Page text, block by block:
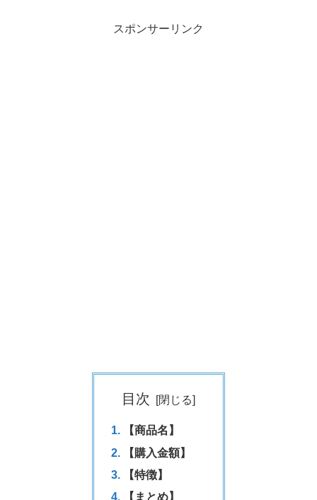
スポンサーリンク
目次
【商品名】
【購入金額】
【特徴】
【まとめ】